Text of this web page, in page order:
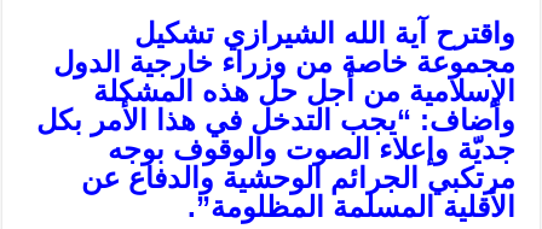
واقترح آية الله الشيرازي تشكيل
مجموعة خاصة من وزراء خارجية الدول
الإسلامية من أجل حل هذه المشكلة
وأضاف: “يجب التدخل في هذا الأمر بكل
جديّة وإعلاء الصوت والوقوف بوجه
مرتكبي الجرائم الوحشية والدفاع عن
الأقلية المسلمة المظلومة”.